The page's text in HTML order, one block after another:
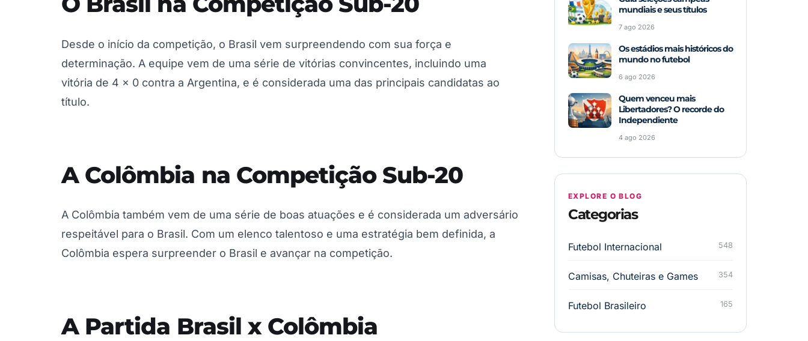
Desde o início da competição, o Brasil vem surpreendendo com sua força e
determinação. A equipe vem de uma série de vitórias convincentes, incluindo uma
vitória de 4 x 0 contra a Argentina, e é considerada uma das principais candidatas ao
título.
A Colômbia na Competição Sub-20
A Colômbia também vem de uma série de boas atuações e é considerada um adversário
respeitável para o Brasil. Com um elenco talentoso e uma estratégia bem definida, a
Colômbia espera surpreender o Brasil e avançar na competição.
A Partida Brasil x Colômbia
mundiais e seus títulos
7 ago 2026
Os estádios mais históricos do
mundo no futebol
6 ago 2026
Quem venceu mais
Libertadores? O recorde do
Independiente
4 ago 2026
EXPLORE O BLOG
Categorias
Futebol Internacional 548
Camisas, Chuteiras e Games 354
Futebol Brasileiro 165